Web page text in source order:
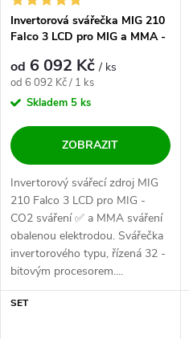
Invertorová svářečka MIG 210
Falco 3 LCD pro MIG a MMA -
od 6 092 Kč/ ks
Měrná cena:
od 6 092 Kč / 1 ks
Skladem 5 ks
ZOBRAZIT
Invertorový svářecí zdroj MIG
210 Falco 3 LCD pro MIG -
CO2 sváření ✅ a MMA sváření
obalenou elektrodou. Svářečka
invertorového typu, řízená 32 -
bitovým procesorem....
SET